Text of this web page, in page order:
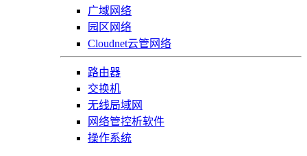
广域网络
园区网络
Cloudnet云管网络
路由器
交换机
无线局域网
网络管控析软件
操作系统